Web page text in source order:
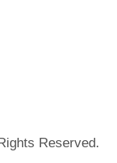
Reserved.